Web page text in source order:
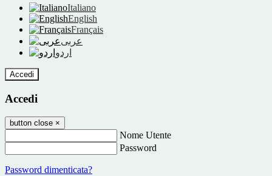
Italiano
English
Français
عربى
اردو
Accedi
Accedi
button close ×
Nome Utente
Password
Password dimenticata?